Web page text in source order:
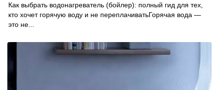
Как выбрать водонагреватель (бойлер): полный гид для тех,
кто хочет горячую воду и не переплачиватьГорячая вода —
это не...